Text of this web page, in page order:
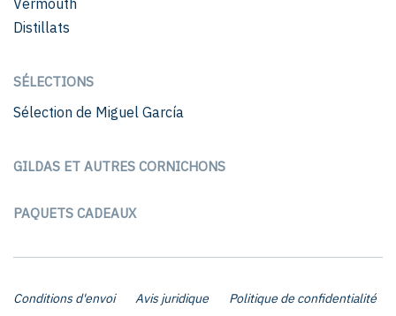
Vermouth
Distillats
SÉLECTIONS
Sélection de Miguel García
GILDAS ET AUTRES CORNICHONS
PAQUETS CADEAUX
Conditions d'envoi Avis juridique Politique de confidentialité